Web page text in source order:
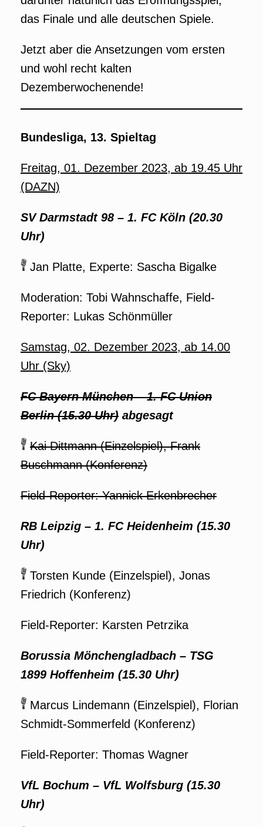
das Finale und alle deutschen Spiele.
Jetzt aber die Ansetzungen vom ersten
und wohl recht kalten
Dezemberwochenende!
Bundesliga, 13. Spieltag
Freitag, 01. Dezember 2023, ab 19.45 Uhr
(DAZN)
SV Darmstadt 98 – 1. FC Köln (20.30
Uhr)
Jan Platte, Experte: Sascha Bigalke
Moderation: Tobi Wahnschaffe, Field-
Reporter: Lukas Schönmüller
Samstag, 02. Dezember 2023, ab 14.00
Uhr (Sky)
FC Bayern München–1. FC Union
Berlin (15.30 Uhr) abgesagt
Kai Dittmann (Einzelspiel), Frank
Buschmann (Konferenz)
Field-Reporter: Yannick Erkenbrecher
RB Leipzig – 1. FC Heidenheim (15.30
Uhr)
Torsten Kunde (Einzelspiel), Jonas
Friedrich (Konferenz)
Field-Reporter: Karsten Petrzika
Borussia Mönchengladbach – TSG
1899 Hoffenheim (15.30 Uhr)
Marcus Lindemann (Einzelspiel), Florian
Schmidt-Sommerfeld (Konferenz)
Field-Reporter: Thomas Wagner
VfL Bochum – VfL Wolfsburg (15.30
Uhr)